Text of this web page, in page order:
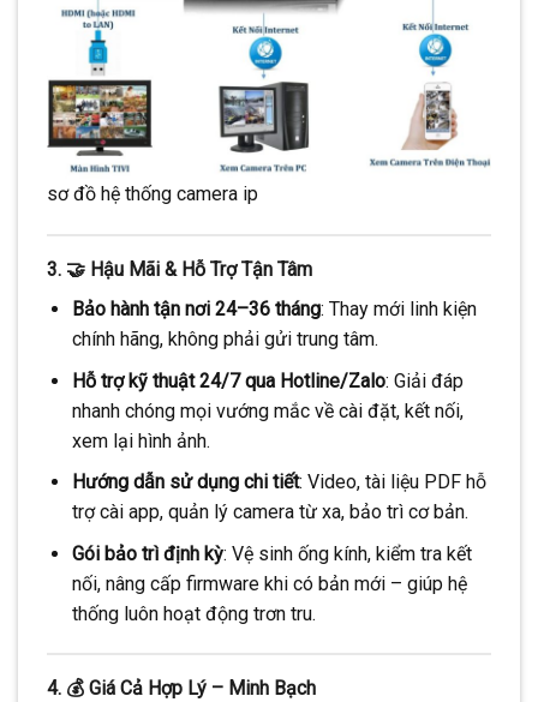
sơ đồ hệ thống camera ip
3. 🤝 Hậu Mãi & Hỗ Trợ Tận Tâm
Bảo hành tận nơi 24–36 tháng: Thay mới linh kiện
chính hãng, không phải gửi trung tâm.
Hỗ trợ kỹ thuật 24/7 qua Hotline/Zalo: Giải đáp
nhanh chóng mọi vướng mắc về cài đặt, kết nối,
xem lại hình ảnh.
Hướng dẫn sử dụng chi tiết: Video, tài liệu PDF hỗ
trợ cài app, quản lý camera từ xa, bảo trì cơ bản.
Gói bảo trì định kỳ: Vệ sinh ống kính, kiểm tra kết
nối, nâng cấp firmware khi có bản mới – giúp hệ
thống luôn hoạt động trơn tru.
4. 💰 Giá Cả Hợp Lý – Minh Bạch